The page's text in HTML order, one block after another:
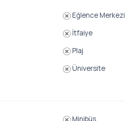
Eğlence Merkezi
İtfaiye
Plaj
Üniversite
Minibüs